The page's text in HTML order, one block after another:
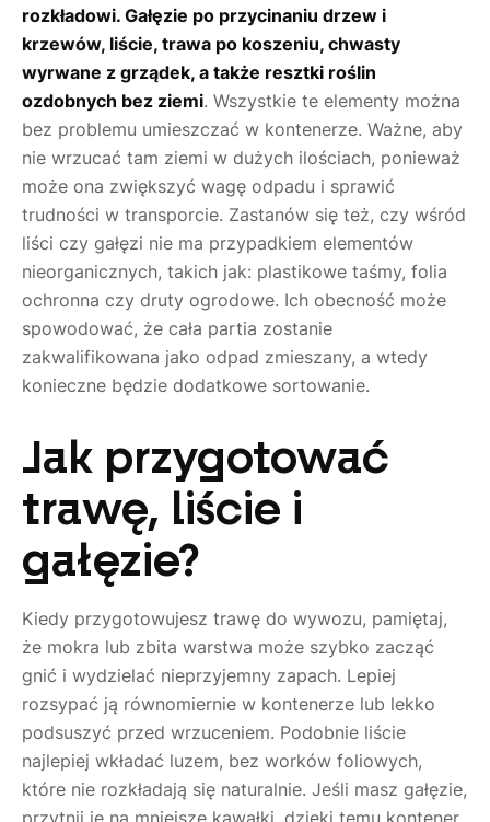
rozkładowi. Gałęzie po przycinaniu drzew i
krzewów, liście, trawa po koszeniu, chwasty
wyrwane z grządek, a także resztki roślin
ozdobnych bez ziemi. Wszystkie te elementy można
bez problemu umieszczać w kontenerze. Ważne, aby
nie wrzucać tam ziemi w dużych ilościach, ponieważ
może ona zwiększyć wagę odpadu i sprawić
trudności w transporcie. Zastanów się też, czy wśród
liści czy gałęzi nie ma przypadkiem elementów
nieorganicznych, takich jak: plastikowe taśmy, folia
ochronna czy druty ogrodowe. Ich obecność może
spowodować, że cała partia zostanie
zakwalifikowana jako odpad zmieszany, a wtedy
konieczne będzie dodatkowe sortowanie.
Jak przygotować
trawę, liście i
gałęzie?
Kiedy przygotowujesz trawę do wywozu, pamiętaj,
że mokra lub zbita warstwa może szybko zacząć
gnić i wydzielać nieprzyjemny zapach. Lepiej
rozsypać ją równomiernie w kontenerze lub lekko
podsuszyć przed wrzuceniem. Podobnie liście
najlepiej wkładać luzem, bez worków foliowych,
które nie rozkładają się naturalnie. Jeśli masz gałęzie,